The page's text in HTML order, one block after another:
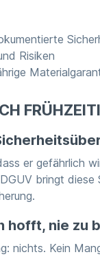
Risiken
er gefährlich
bringt
hofft, nie zu
nichts. Kein